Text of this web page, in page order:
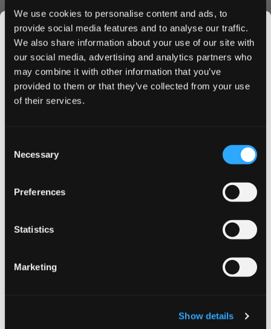
We use cookies to personalise content and ads, to
provide social media features and to analyse our traffic.
We also share information about your use of our site with
our social media, advertising and analytics partners who
may combine it with other information that you’ve
provided to them or that they’ve collected from your use
of their services.
Selection
Necessary
Preferences
Statistics
Marketing
Show details
شحن سريع إلى قطر
خصومات حصرية للشراء بالجملة
عملية طلب سهلة
ضمان الجودة الفاخرة
اطلب LOOP Mint Mania Extra Strong اليوم واستمتع بأسعارنا
التنافسية وخدمة التوصيل السريع. استفد من خصومات الشراء
المزيد من المعلومات
Flavor
Format
Another Snus Factory AB
JOIN THE
SNUSDADDY CLUB
Get first access to fresh drops, hot deals, flavor
tips and and the latest Snusdaddy news.